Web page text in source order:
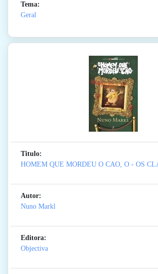
Tema:
Geral
Titulo:
HOMEM QUE MORDEU O CAO, O - OS
Autor:
Nuno Markl
Editora:
Objectiva